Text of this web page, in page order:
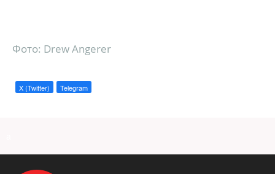
Фото: Drew Angerer
X (Twitter) Telegram